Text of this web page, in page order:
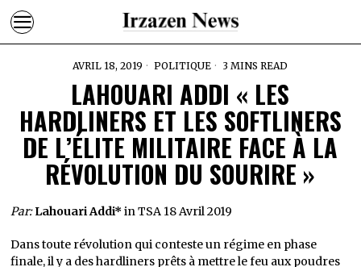
AVRIL 18, 2019 POLITIQUE 3 MINS READ
LAHOUARI ADDI « LES
HARDLINERS ET LES SOFTLINERS
DE L’ÉLITE MILITAIRE FACE À LA
RÉVOLUTION DU SOURIRE »
Par:Lahouari Addi*in TSA 18 Avril 2019
Dans toute révolution qui conteste un régime en phase
finale, il y a des hardliners prêts à mettre le feu aux poudres